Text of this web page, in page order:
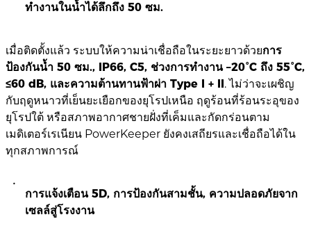
ทำงานในน้ำได้ลึกถึง 50 ซม.
เมื่อติดตั้งแล้ว ระบบให้ความน่าเชื่อถือในระยะยาวด้วยการ
ป้องกันน้ำ 50 ซม., IP66, C5, ช่วงการทำงาน –20°C ถึง 55°C,
≤60 dB, และความต้านทานฟ้าผ่า Type I + II . ไม่ว่าจะเผชิญ
กับฤดูหนาวที่เย็นยะเยือกของยุโรปเหนือ ฤดูร้อนที่ร้อนระอุของ
ยุโรปใต้ หรือสภาพอากาศชายฝั่งที่เค็มและกัดกร่อนตาม
เมดิเตอร์เรเนียน PowerKeeper ยังคงเสถียรและเชื่อถือได้ใน
ทุกสภาพการณ์
การแจ้งเตือน 5D, การป้องกันสามชั้น, ความปลอดภัยจาก
เซลล์สู่โรงงาน